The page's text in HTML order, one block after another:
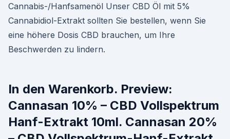
Cannabis-/Hanfsamenöl Unser CBD Öl mit 5%
Cannabidiol-Extrakt sollten Sie bestellen, wenn Sie
eine höhere Dosis CBD brauchen, um Ihre
Beschwerden zu lindern.
In den Warenkorb. Preview:
Cannasan 10% – CBD Vollspektrum
Hanf-Extrakt 10ml. Cannasan 20%